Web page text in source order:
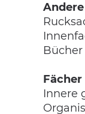
Andere
Bücher
Fächer
Innere